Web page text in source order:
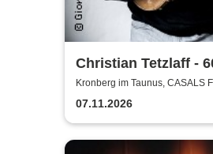
Christian Tetzlaff -
der Mitte
Kronberg im Taunus, CASALS
Saal
07.11.2026